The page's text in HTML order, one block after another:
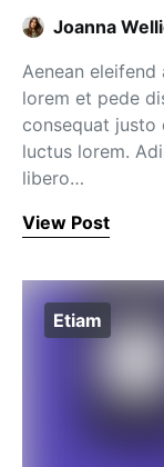
Joanna
Aenean
lorem et pede
consequat justo
luctus lorem.
libero…
View Post
Etiam